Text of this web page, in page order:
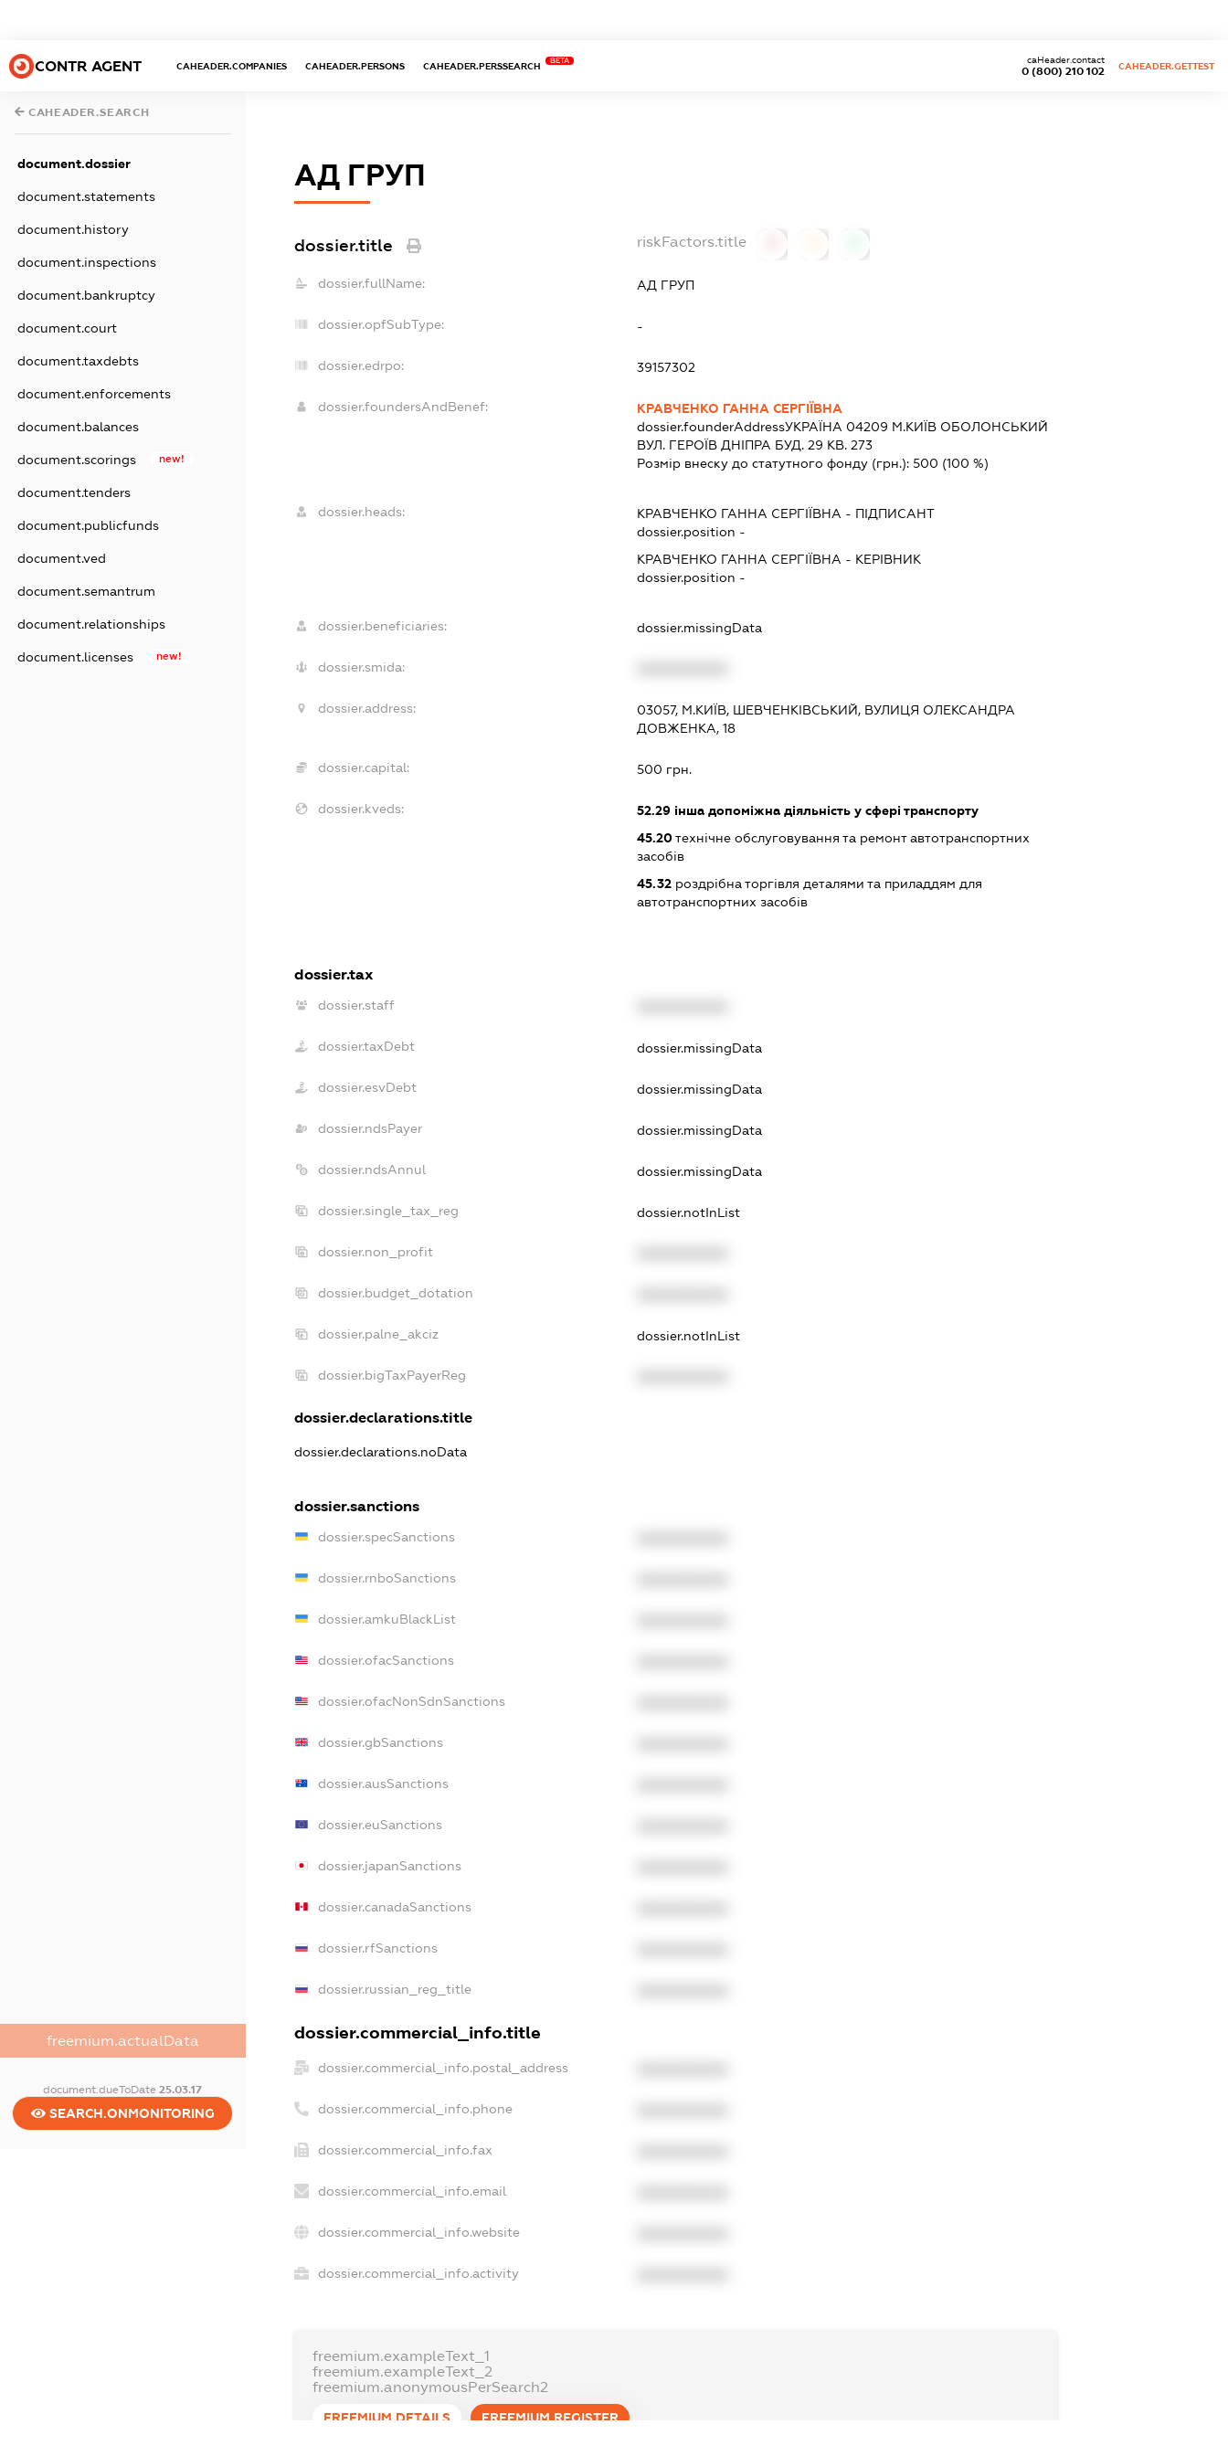
CONTR AGENT CAHEADER.COMPANIES CAHEADER.PERSONS CAHEADER.PERSSEARCH
BETA
0 (800) 210 102
caHeader.contact
CAHEADER.GETTEST
CAHEADER.SEARCH
document.dossier
document.statements
document.history
document.inspections
document.bankruptcy
document.court
document.taxdebts
document.enforcements
document.balances
document.scorings new!
document.tenders
document.publicfunds
document.ved
document.semantrum
document.relationships
document.licenses new!
freemium.actualData
document.dueToDate25.03.17
SEARCH.ONMONITORING
АД ГРУП
dossier.title riskFactors.title
dossier.fullName: АД ГРУП
dossier.opfSubType: -
dossier.edrpo: 39157302
dossier.foundersAndBenef:
КРАВЧЕНКО ГАННА СЕРГІЇВНА
dossier.founderAddressУКРАЇНА 04209 М.КИЇВ ОБОЛОНСЬКИЙ
ВУЛ. ГЕРОЇВ ДНІПРА БУД. 29 КВ. 273
Розмір внеску до статутного фонду (грн.):500 (100 %)
dossier.heads: КРАВЧЕНКО ГАННА СЕРГІЇВНА - ПІДПИСАНТ
dossier.position -
КРАВЧЕНКО ГАННА СЕРГІЇВНА - КЕРІВНИК
dossier.position -
dossier.beneficiaries: dossier.missingData
dossier.smida:
dossier.address:
03057, М.КИЇВ, ШЕВЧЕНКІВСЬКИЙ, ВУЛИЦЯ ОЛЕКСАНДРА
ДОВЖЕНКА, 18
dossier.capital: 500 грн.
dossier.kveds: 52.29 інша допоміжна діяльність у сфері транспорту
45.20технічне обслуговування та ремонт автотранспортних
засобів
45.32 роздрібна торгівля деталями та приладдям для
автотранспортних засобів
dossier.tax
dossier.staff
dossier.taxDebt dossier.missingData
dossier.esvDebt dossier.missingData
dossier.ndsPayer dossier.missingData
dossier.ndsAnnul dossier.missingData
dossier.single_tax_reg dossier.notInList
dossier.non_profit
dossier.budget_dotation
dossier.palne_akciz dossier.notInList
dossier.bigTaxPayerReg
dossier.declarations.title
dossier.declarations.noData
dossier.sanctions
dossier.specSanctions
dossier.rnboSanctions
dossier.amkuBlackList
dossier.ofacSanctions
dossier.ofacNonSdnSanctions
dossier.gbSanctions
dossier.ausSanctions
dossier.euSanctions
dossier.japanSanctions
dossier.canadaSanctions
dossier.rfSanctions
dossier.russian_reg_title
dossier.commercial_info.title
dossier.commercial_info.postal_address
dossier.commercial_info.phone
dossier.commercial_info.fax
dossier.commercial_info.email
dossier.commercial_info.website
dossier.commercial_info.activity
freemium.exampleText_1
freemium.exampleText_2
freemium.anonymousPerSearch2
FREEMIUM.DETAILS FREEMIUM.REGISTER